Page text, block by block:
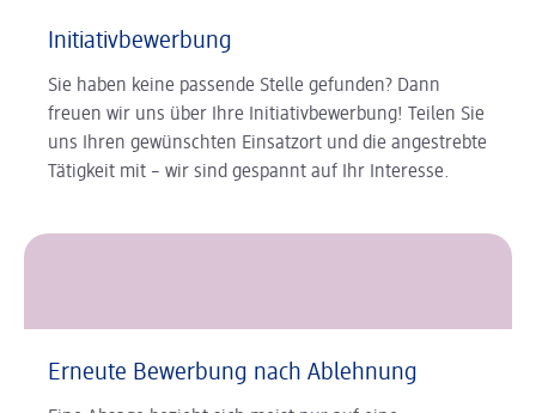
Initiativbewerbung
Sie haben keine passende Stelle gefunden? Dann
freuen wir uns über Ihre Initiativbewerbung! Teilen Sie
uns Ihren gewünschten Einsatzort und die angestrebte
Tätigkeit mit – wir sind gespannt auf Ihr Interesse.
Erneute Bewerbung nach Ablehnung